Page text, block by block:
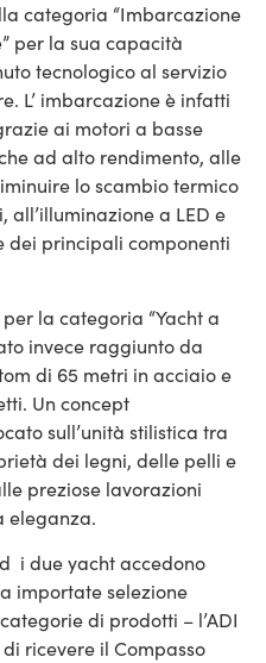
categoria “Imbarcazione
per la sua capacità
tecnologico al servizio
L’ imbarcazione è infatti
ai motori a basse
ad alto rendimento, alle
lo scambio termico
all’illuminazione a LED e
dei principali componenti
la categoria “Yacht a
invece raggiunto da
di 65 metri in acciaio e
Un concept
sull’unità stilistica tra
dei legni, delle pelli e
preziose lavorazioni
eleganza.
i due yacht accedono
importate selezione
di prodotti – l’ADI
ricevere il Compasso